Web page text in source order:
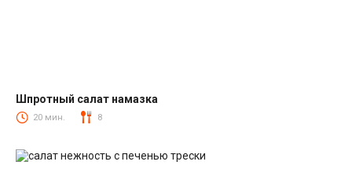
Салаты со шпротами
Шпротный салат намазка
20 мин. 8